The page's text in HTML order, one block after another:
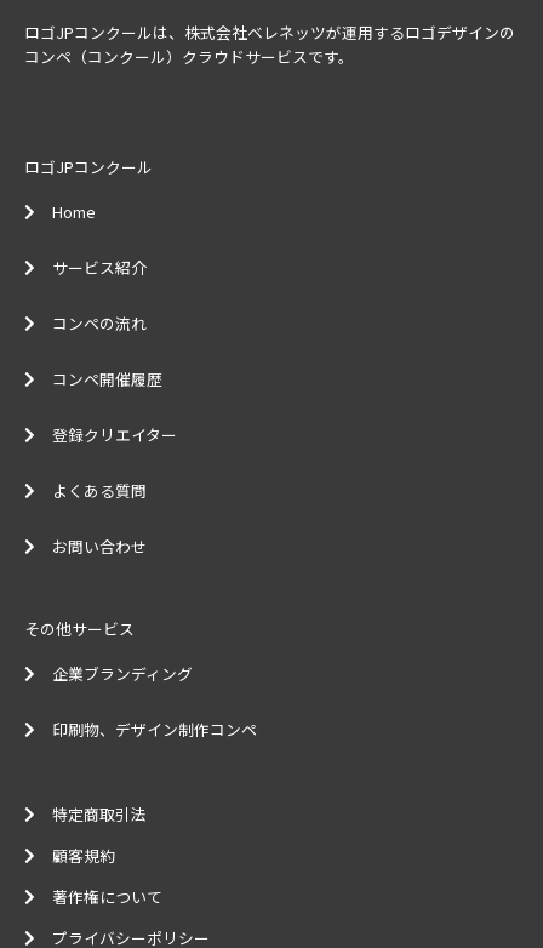
ロゴJPコンクールは、株式会社ベレネッツが運用するロゴデザインの
コンペ（コンクール）クラウドサービスです。
ロゴJPコンクール
Home
サービス紹介
コンペの流れ
コンペ開催履歴
登録クリエイター
よくある質問
お問い合わせ
その他サービス
企業ブランディング
印刷物、デザイン制作コンペ
特定商取引法
顧客規約
著作権について
プライバシーポリシー